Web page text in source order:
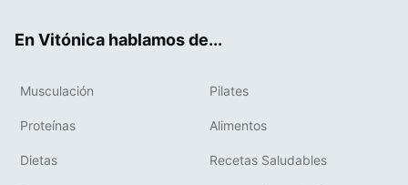
En Vitónica hablamos de...
Musculación Pilates
Proteínas Alimentos
Dietas Recetas Saludables